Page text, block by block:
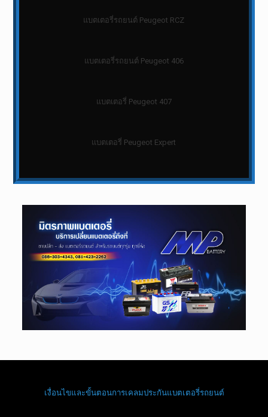
แบตเตอรี่รถยนต์ Peugeot RCZ
แบตเตอรี่รถยนต์ Peugeot 406
แบตเตอรี่ Peugeot 407
แบตเตอรี่ Peugeot Expert
เงื่อนไขและขั้นตอนการเคลมประกันแบตเตอรี่รถยนต์